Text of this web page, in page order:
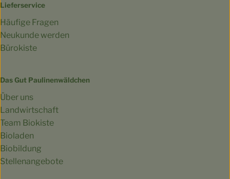
Lieferservice
Häufige Fragen
Neukunde werden
Bürokiste
Das Gut Paulinenwäldchen
Über uns
Landwirtschaft
Team Biokiste
Bioladen
Biobildung
Stellenangebote